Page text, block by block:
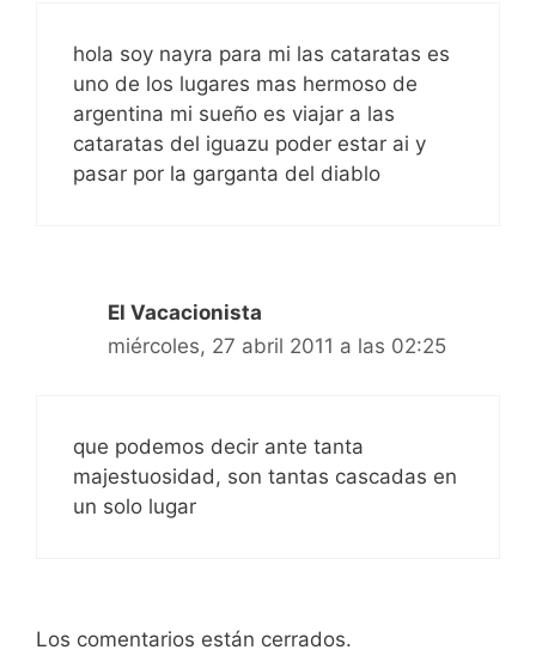
hola soy nayra para mi las cataratas es
uno de los lugares mas hermoso de
argentina mi sueño es viajar a las
cataratas del iguazu poder estar ai y
pasar por la garganta del diablo
El Vacacionista
miércoles, 27 abril 2011 a las 02:25
que podemos decir ante tanta
majestuosidad, son tantas cascadas en
un solo lugar
Los comentarios están cerrados.